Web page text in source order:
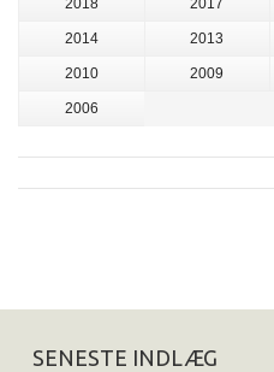
2018 2017
2014 2013
2010 2009
2006
SENESTE INDLÆG